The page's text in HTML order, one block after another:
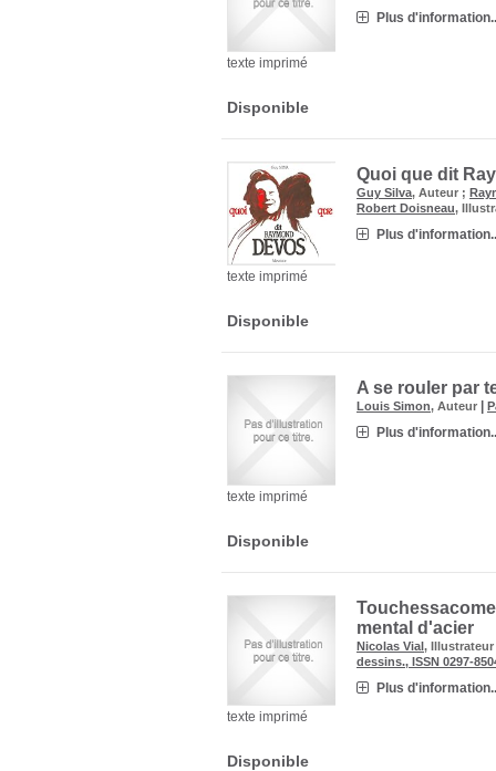
texte imprimé
Plus
Disponible
texte imprimé
Quoi que dit
Guy Silva, Auteur ;
Robert Doisneau,
Plus
Disponible
texte imprimé
A se rouler par
Louis Simon, Auteur |
Plus
Disponible
texte imprimé
mental d'acier
Nicolas Vial,
dessins., ISSN 0297-
Plus
Disponible